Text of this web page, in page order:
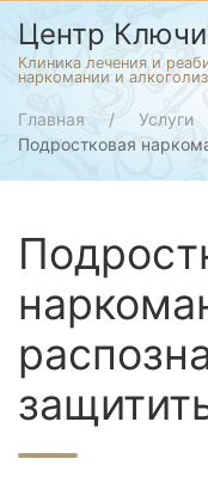
Центр Ключи
Клиника лечения и
наркомании и
Главная Услуги
Подростковая